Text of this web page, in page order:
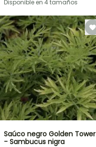
Disponible en 4 tamaños
Saúco negro Golden Tower
- Sambucus nigra